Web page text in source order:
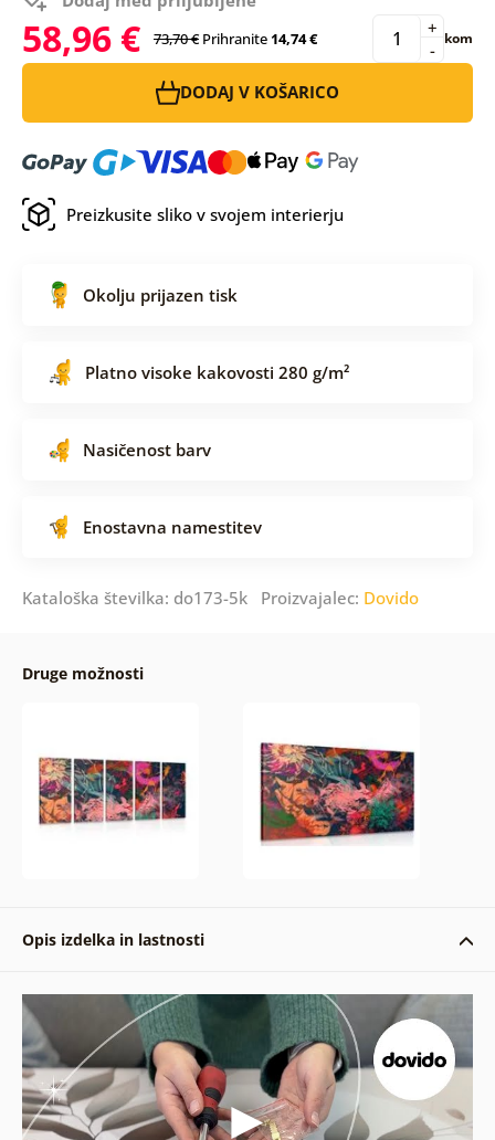
58,96 € 73,70 € Prihranite14,74 € -
+ kom
DODAJ V KOŠARICO
Preizkusite sliko v svojem interierju
Okolju prijazen tisk
Platno visoke kakovosti 280 g/m²
Nasičenost barv
Enostavna namestitev
Kataloška številka: do173-5k Proizvajalec: Dovido
Druge možnosti
Opis izdelka in lastnosti